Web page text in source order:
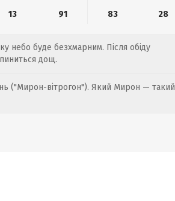
13 91 83 28
небо буде безхмарним. Після обіду
дощ.
("Мирон-вітрогон"). Який Мирон — такий